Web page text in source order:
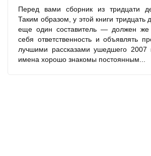
Перед вами сборник из тридцати
Таким образом, у этой книги тридцать
еще один составитель — должен же
себя ответственность и объявлять
лучшими рассказами ушедшего 2007
имена хорошо знакомы постоянным...